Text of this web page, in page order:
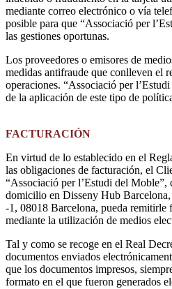
mediante correo electrónico o vía
posible para que “Associació per
las gestiones oportunas.
Los proveedores o emisores de
medidas antifraude que conlleven el
operaciones. “Associació per
de la aplicación de este tipo de
FACTURACIÓN
En virtud de lo establecido en el
las obligaciones de facturación, el
“Associació per l’Estudi del
domicilio en Disseny Hub
-1, 08018 Barcelona, pueda remitirle
mediante la utilización de medios
Tal y como se recoge en el Real
documentos enviados
que los documentos impresos,
formato en el que fueron generados